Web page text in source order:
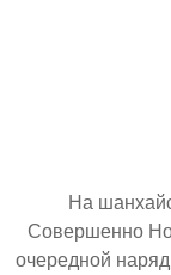
На
Совершенно
очередной